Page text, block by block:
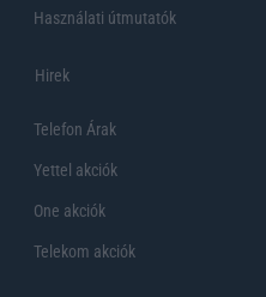
Használati útmutatók
Hirek
Telefon Árak
Yettel akciók
One akciók
Telekom akciók